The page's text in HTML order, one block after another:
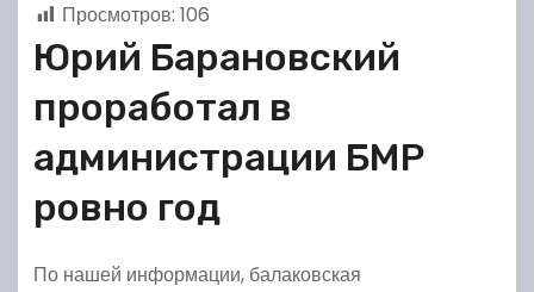
Просмотров: 106
Юрий Барановский
проработал в
администрации БМР
ровно год
По нашей информации, балаковская